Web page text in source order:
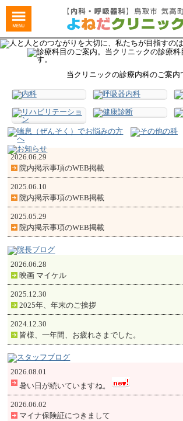
当クリニックの診療内科のご案内
2026.06.29
院内掲示事項のWEB掲載
2025.06.10
院内掲示事項のWEB掲載
2025.05.29
院内掲示事項のWEB掲載
2026.06.28
映画 マイケル
2025.12.30
2025年、年末のご挨拶
2024.12.30
皆様、一年間、お疲れさまでした。
2026.08.01
暑い日が続いていますね。
2026.06.02
マイナ保険証につきまして